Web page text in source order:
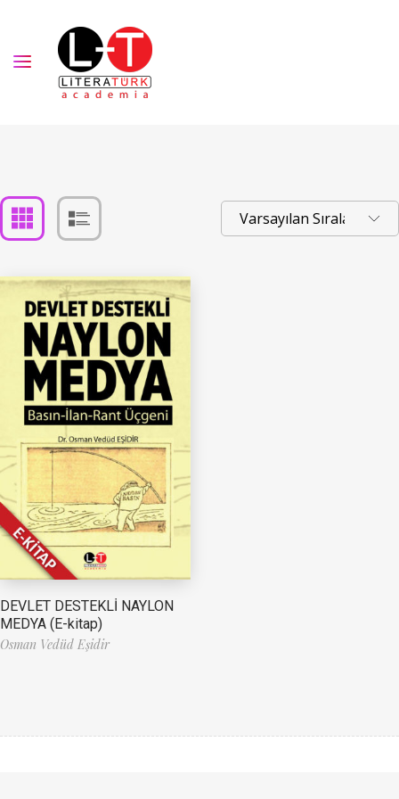
DEVLET DESTEKLİ NAYLON
MEDYA (E-kitap)
Osman Vedüd Eşidir